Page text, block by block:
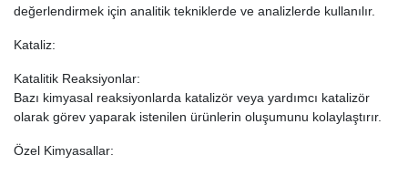
değerlendirmek için analitik tekniklerde ve analizlerde kullanılır.
Kataliz:
Katalitik Reaksiyonlar:
Bazı kimyasal reaksiyonlarda katalizör veya yardımcı katalizör
olarak görev yaparak istenilen ürünlerin oluşumunu kolaylaştırır.
Özel Kimyasallar: